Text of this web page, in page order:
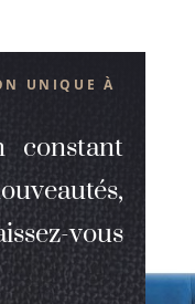
UNIQUE À
constant
vous